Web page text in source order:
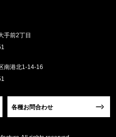
手前2丁目
南港北1-14-16
各種お問合わせ